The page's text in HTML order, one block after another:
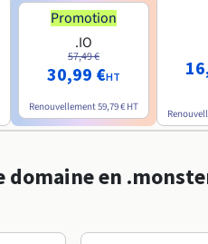
Promotion
.IO
57,49 €
30,99 €HT
Renouvellement59,79 € HT
domaine en